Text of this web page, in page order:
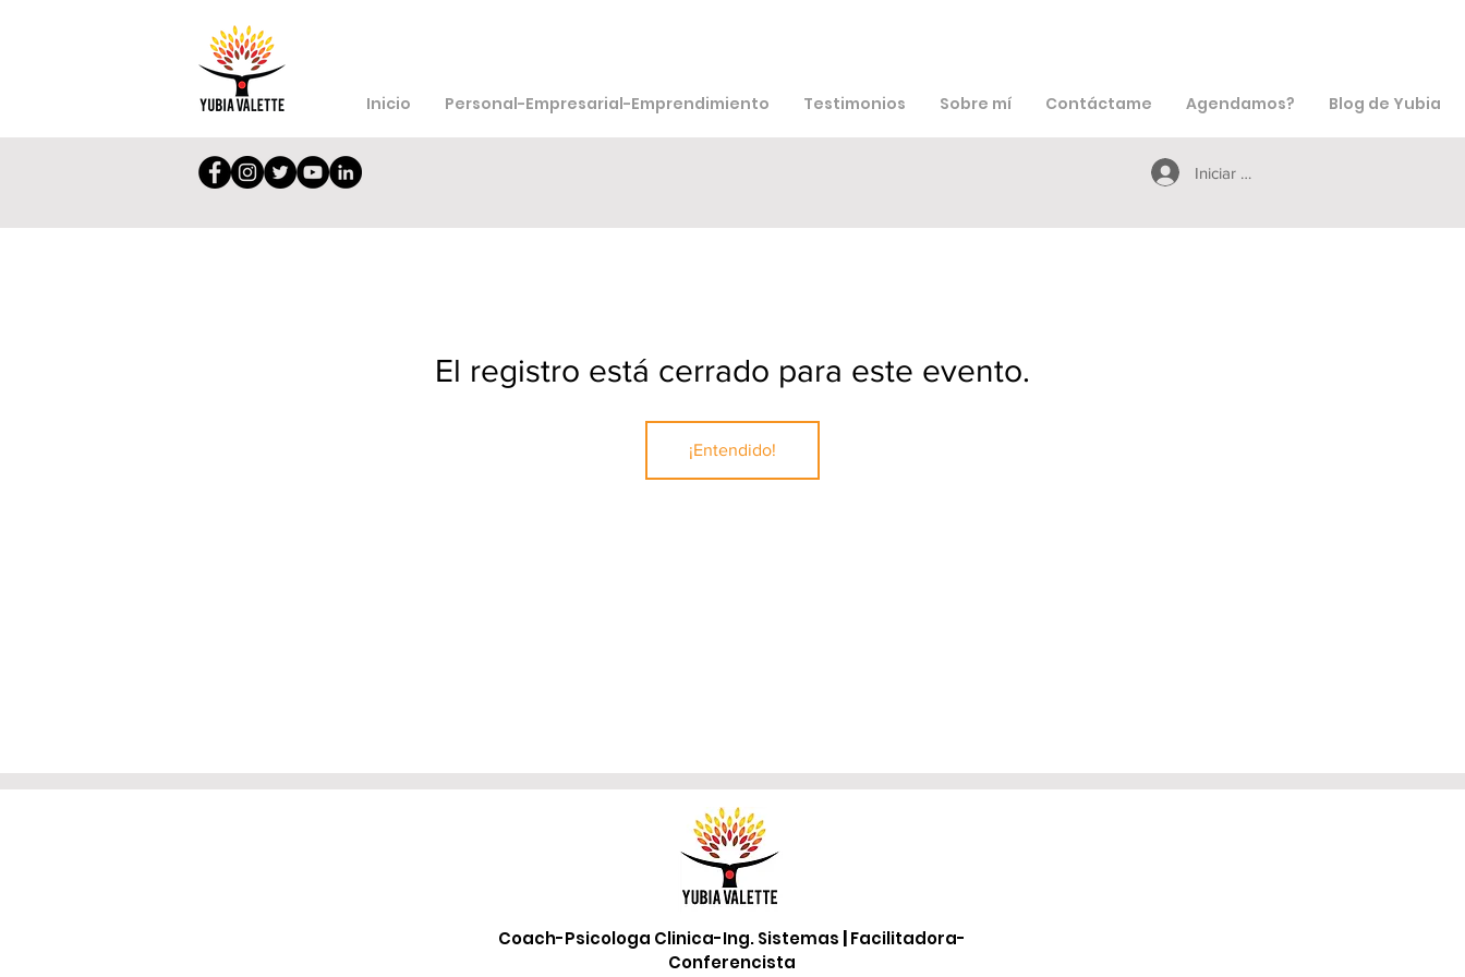
Inicio Personal-Empresarial-Emprendimiento Testimonios Sobre mí Contáctame Agendamos? Blog de Yubia
Iniciar sesión
El registro está cerrado para este evento.
¡Entendido!
Coach-Psicologa Clinica-Ing. Sistemas |Facilitadora-
Conferencista